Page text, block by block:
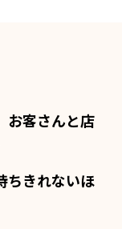
お客さんと店
ちきれないほ